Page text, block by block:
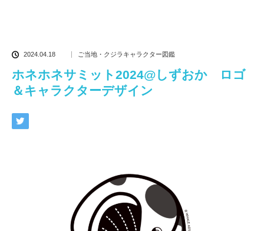
2024.04.18 ご当地・クジラキャラクター図鑑
ホネホネサミット2024@しずおか ロゴ
＆キャラクターデザイン